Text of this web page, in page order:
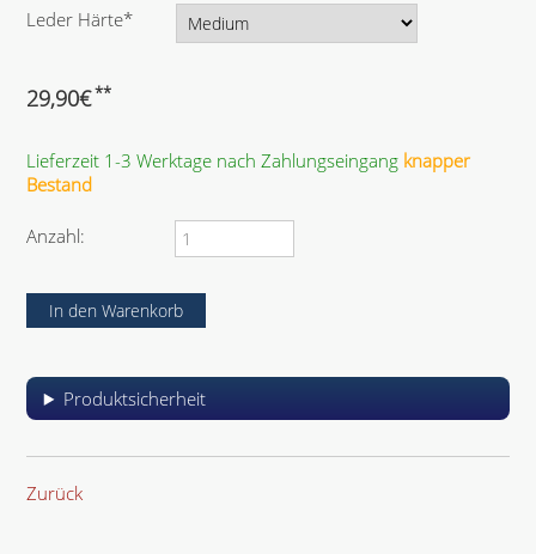
l
h
t
e
l
P
i
c
t
f
l
Leder Härte*
29,90€**
Lieferzeit 1-3 Werktage nach Zahlungseingang knapper
Bestand
Anzahl:
Produktsicherheit
Zurück